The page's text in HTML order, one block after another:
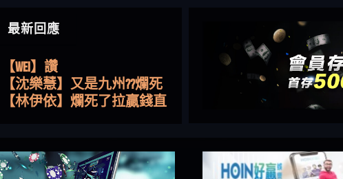
最新回應
【蔡如軒】黑網一個呵呵
【沈樂慧】又是九州??爛死
了黑網不要玩
【林伊依】爛死了拉贏錢直
接鎖帳號可以去吃屎
【陳靜茹】推薦小畢，我也
對話來毀謗欸哈哈哈好厲
【陳順堪】黑網不出金
【黃伊珊】不推薦爛公司